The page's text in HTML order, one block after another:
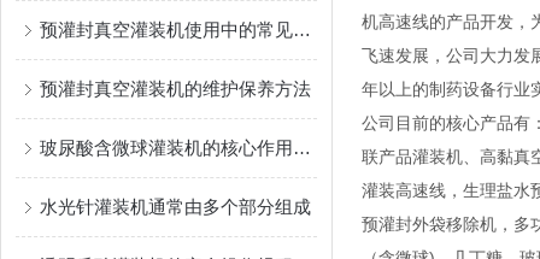
预灌封真空灌装机使用中的常见问题及解决方法
预灌封真空灌装机的维护保养方法
玻尿酸含微球灌装机的核心作用是什么？
水光针灌装机通常由多个部分组成
机高速线的产品开发，
飞速发展，公司大力发
年以上的制药设备行业
公司目前的核心产品有
联产品灌装机、高黏真
灌装高速线，生理盐水
预灌封外袋移除机，多